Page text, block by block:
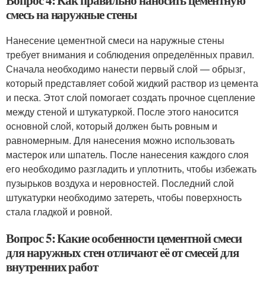
смесь на наружные стены
Нанесение цементной смеси на наружные стены
требует внимания и соблюдения определённых правил.
Сначала необходимо нанести первый слой — обрызг,
который представляет собой жидкий раствор из цемента
и песка. Этот слой помогает создать прочное сцепление
между стеной и штукатуркой. После этого наносится
основной слой, который должен быть ровным и
равномерным. Для нанесения можно использовать
мастерок или шпатель. После нанесения каждого слоя
его необходимо разгладить и уплотнить, чтобы избежать
пузырьков воздуха и неровностей. Последний слой
штукатурки необходимо затереть, чтобы поверхность
стала гладкой и ровной.
Вопрос 5: Какие особенности цементной смеси
для наружных стен отличают её от смесей для
внутренних работ